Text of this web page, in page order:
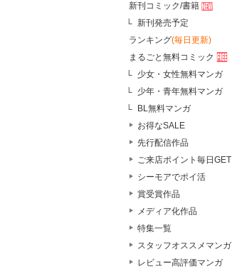
新刊コミック/書籍
新刊発売予定
ランキング(毎日更新)
まるごと無料コミック
少女・女性無料マンガ
少年・青年無料マンガ
BL無料マンガ
お得なSALE
先行配信作品
ご来店ポイント毎日GET
シーモアでポイ活
賞受賞作品
メディア化作品
特集一覧
スタッフオススメマンガ
レビュー高評価マンガ